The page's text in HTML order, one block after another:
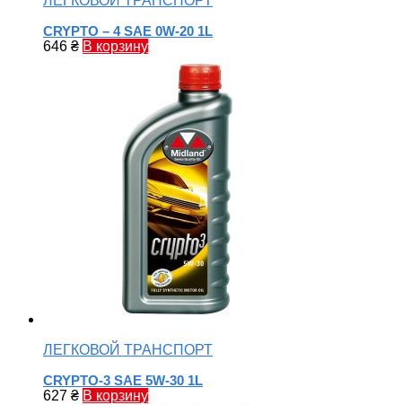
CRYPTO – 4 SAE 0W-20 1L
646 ₴ В корзину
ЛЕГКОВОЙ ТРАНСПОРТ
CRYPTO-3 SAE 5W-30 1L
627 ₴ В корзину